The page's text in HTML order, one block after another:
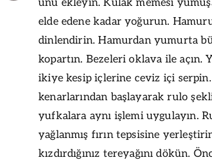
unu ekleyin. Kulak memesi
elde edene kadar yoğurun.
dinlendirin. Hamurdan yumurta
kopartın. Bezeleri oklava ile açın.
ikiye kesip içlerine ceviz içi
kenarlarından başlayarak rulo
yufkalara aynı işlemi uygulayın.
yağlanmış fırın tepsisine
kızdırdığınız tereyağını dökün.